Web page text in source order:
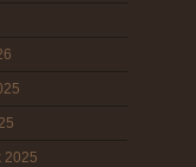
2025